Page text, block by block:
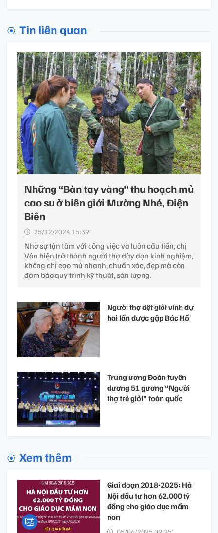
Tin liên quan
Những “Bàn tay vàng” thu hoạch mủ
cao su ở biên giới Mường Nhé, Điện
Biên
25/12/2024 15:39’
Nhờ sự tận tâm với công việc và luôn cầu tiến, chị
Vân hiện trở thành người thợ dày dạn kinh nghiệm,
không chỉ cạo mủ nhanh, chuẩn xác, đẹp mà còn
đảm bảo quy trình kỹ thuật, sản lượng.
Người thợ dệt giỏi vinh dự
hai lần được gặp Bác Hồ
Trung ương Đoàn tuyên
dương 51 gương “Người
thợ trẻ giỏi” toàn quốc
Xem thêm
Giai đoạn 2018-2025: Hà
Nội đầu tư hơn 62.000 tỷ
đồng cho giáo dục mầm
non
05/06/2025 09:25’